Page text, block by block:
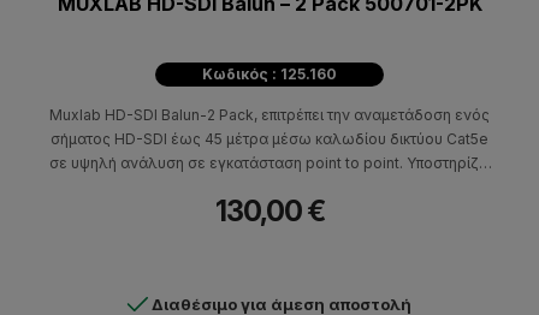
Κωδικός : 125.160
Muxlab HD-SDI Balun-2 Pack, επιτρέπει την αναμετάδοση ενός
σήματος HD-SDI έως 45 μέτρα μέσω καλωδίου δικτύου Cat5e
σε υψηλή ανάλυση σε εγκατάσταση point to point. Υποστηρίζει
Μέχρι 45 μέτρα μέσω καλωδίου Cat5e υποστηρίζει αναλύσεις
130,00 €
Διαθέσιμο για άμεση αποστολή